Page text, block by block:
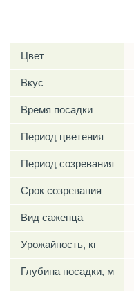
Цвет
Вкус
Время посадки
Период цветения
Период созревания
Срок созревания
Вид саженца
Урожайность, кг
Глубина посадки, м